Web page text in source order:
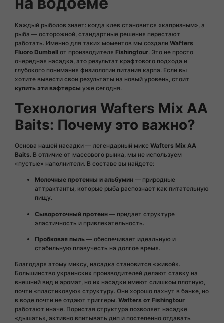
Каждый рыболов знает: когда клев становится «капризным», а
рыба — осторожной, стандартные решения перестают
работать. Именно для таких моментов мы создали Wafters
Fluoro Dumbell от производителя Fishingtour. Это не просто
очередная насадка, это результат крафтового подхода и
глубокого понимания физиологии питания карпа. Если вы
хотите вывести свои результаты на новый уровень, стоит
купить эти вафтерсы уже сегодня.
Технология Wafters Mix AA
Baits: Почему это важно?
Основа нашей насадки — легендарный микс Wafters Mix AA
Baits. В отличие от массового рынка, мы не используем
«пустые» наполнители. В составе вы найдете:
Молочные протеины и альбумин — природные
аттрактанты, которые рыба распознает как питательную
пищу.
Сывороточный протеин — придает структуре
эластичность и привлекательность.
Пробковая пыль — обеспечивает идеальную и
стабильную плавучесть на долгое время.
Благодаря этому миксу, насадка становится «живой».
Большинство украинских производителей делают ставку на
внешний вид и аромат, но их насадки имеют слишком плотную,
почти «пластиковую» структуру. Они хорошо пахнут в банке, но
в воде почти не отдают триггеры. Wafters от Fishingtour
работают иначе. Пористая структура позволяет насадке
«дышать», активно впитывать дип и постепенно отдавать